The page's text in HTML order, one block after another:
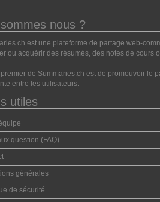
nous ?
est une plateforme de partage web-
ou acquérir des résumés, des notes de cours
premier de Summaries.ch est de promouvoir le
entre les utilisateurs.
utiles
question (FAQ)
générales
de sécurité